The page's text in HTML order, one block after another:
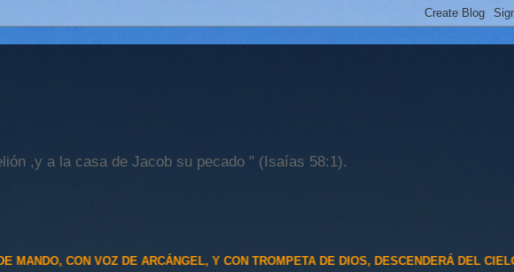
,y a la casa de Jacob su pecado " (Isaías 58:1).
VOZ DE ARCÁNGEL, Y CON TROMPETA DE DIOS, DESCENDERÁ DEL CIELO; Y